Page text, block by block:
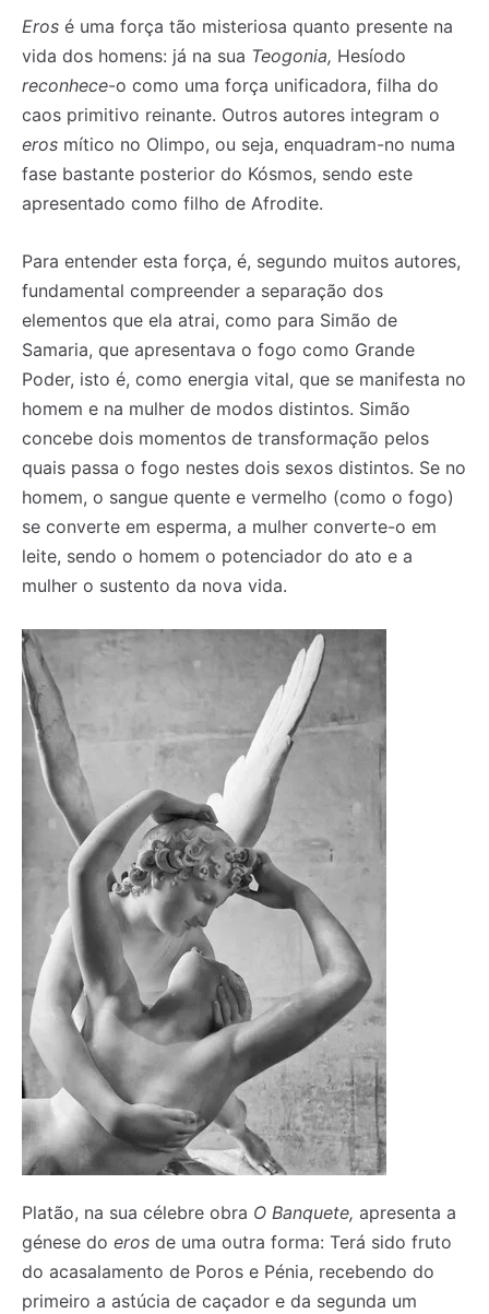
Eros é uma força tão misteriosa quanto presente na
vida dos homens: já na sua Teogonia, Hesíodo
reconhece-o como uma força unificadora, filha do
caos primitivo reinante. Outros autores integram o
eros mítico no Olimpo, ou seja, enquadram-no numa
fase bastante posterior do Kósmos, sendo este
apresentado como filho de Afrodite.
Para entender esta força, é, segundo muitos autores,
fundamental compreender a separação dos
elementos que ela atrai, como para Simão de
Samaria, que apresentava o fogo como Grande
Poder, isto é, como energia vital, que se manifesta no
homem e na mulher de modos distintos. Simão
concebe dois momentos de transformação pelos
quais passa o fogo nestes dois sexos distintos. Se no
homem, o sangue quente e vermelho (como o fogo)
se converte em esperma, a mulher converte-o em
leite, sendo o homem o potenciador do ato e a
mulher o sustento da nova vida.
Platão, na sua célebre obra O Banquete, apresenta a
génese do eros de uma outra forma: Terá sido fruto
do acasalamento de Poros e Pénia, recebendo do
primeiro a astúcia de caçador e da segunda um